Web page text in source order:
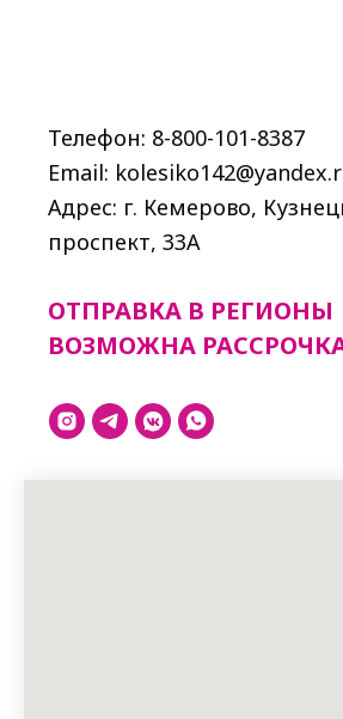
Телефон: 8-800-101-8387
Email:
Адрес: г. Кемерово,
проспект, 33A
ОТПРАВКА В РЕГИОНЫ
ВОЗМОЖНА